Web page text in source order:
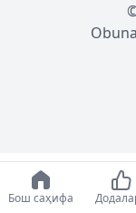
Obuna
Бош саҳифа